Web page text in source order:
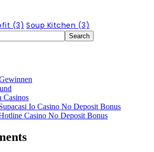
(3) Soup Kitchen (3)
Casinos
Io Casino No Deposit Bonus
Casino No Deposit Bonus